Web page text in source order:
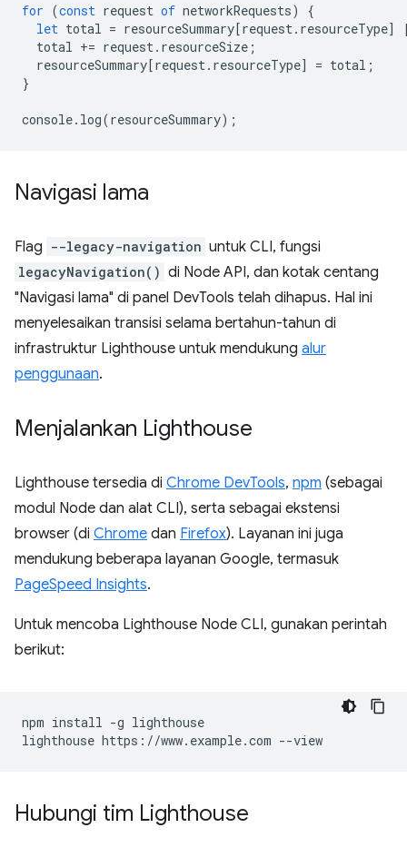
for (const request of networkRequests)
{
let total = resourceSummary[request . resourceType]
total += request . resourceSize ;
resourceSummary[request . resourceType] = total ;
}
console. log(resourceSummary);
Navigasi lama
Flag --legacy-navigation untuk CLI, fungsi
legacyNavigation() di Node API, dan kotak centang
"Navigasi lama" di panel DevTools telah dihapus. Hal ini
menyelesaikan transisi selama bertahun-tahun di
infrastruktur Lighthouse untuk mendukung alur
penggunaan.
Menjalankan Lighthouse
Lighthouse tersedia di Chrome DevTools, npm (sebagai
modul Node dan alat CLI), serta sebagai ekstensi
browser (di Chrome dan Firefox). Layanan ini juga
mendukung beberapa layanan Google, termasuk
PageSpeed Insights.
Untuk mencoba Lighthouse Node CLI, gunakan perintah
berikut:
npm install -g lighthouse
Hubungi tim Lighthouse